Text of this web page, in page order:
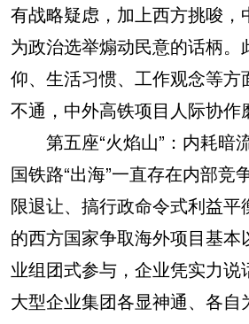
有战略疑虑，加上西方挑唆，
为政治选举煽动民意的话柄
仰、生活习惯、工作观念等方
不通，中外高铁项目人际协作
第五座“火焰山”：内耗暗
国铁路“出海”一直存在内部竞
限退让、搞行政命令式利益
的西方国家争取海外项目基本
业组团式参与，企业凭实力
大型企业集团各显神通、各自